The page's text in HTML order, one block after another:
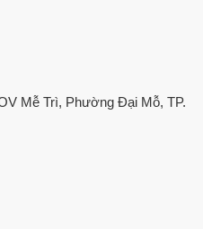
Mễ Trì, Phường Đại Mỗ, TP.